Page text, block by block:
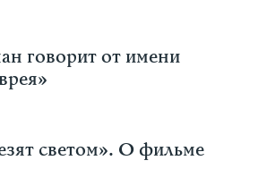
говорит от имени
светом». О фильме